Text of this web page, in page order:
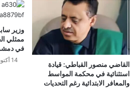
القاضي منصور القباطي: قيادة
استثنائية في محكمة المواسط
والمعافر الابتدائية رغم التحديات
وزير
ممثلي
في
14 أكتوبر، 2023